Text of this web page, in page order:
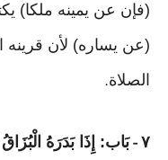
(فإن عن يمينه ملكا)
(عن يساره) لأن
الصلاة.
٧ -بَاب: إِذَا بَدَرَهُ